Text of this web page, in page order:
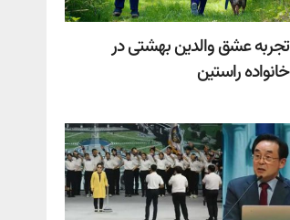
تجربه عشق والدین بهشتی در
خانواده راستین